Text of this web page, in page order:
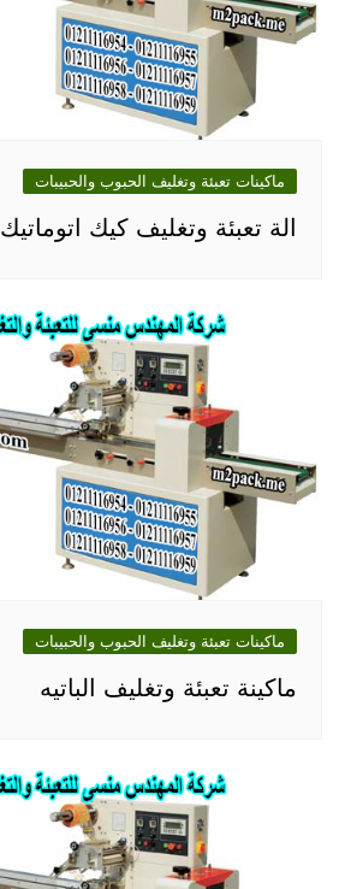
ماكينات تعبئة وتغليف الحبوب والحبيبات
الة تعبئة وتغليف كيك اتوماتيك
ماكينات تعبئة وتغليف الحبوب والحبيبات
ماكينة تعبئة وتغليف الباتيه